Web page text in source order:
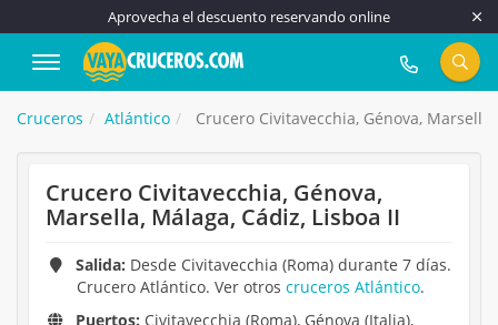
Aprovecha el descuento reservando online
917 815 555
Cruceros Atlántico Crucero Civitavecchia, Génova,
Crucero Civitavecchia, Génova,
Marsella, Málaga, Cádiz, Lisboa II
Salida: Desde Civitavecchia (Roma) durante 7 días.
Crucero Atlántico. Ver otros cruceros Atlántico.
Puertos: Civitavecchia (Roma), Génova (Italia),